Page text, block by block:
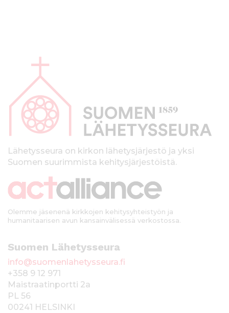
p
kLähetysseura on kirkon lähetysjärjestö ja yksi
Suomen suurimmista kehitysjärjestöistä.
Olemme jäsenenä kirkkojen kehitysyhteistyön ja
humanitaarisen avun kansainvälisessä verkostossa.
Suomen Lähetysseura
info@suomenlahetysseura.fi
+358 9 12 971
Maistraatinportti 2a
PL 56
00241 HELSINKI